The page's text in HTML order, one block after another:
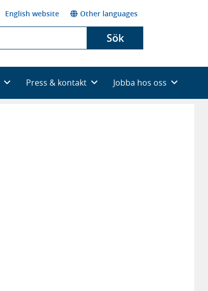
English website Other languages
Sök
Press & kontakt Jobba hos oss